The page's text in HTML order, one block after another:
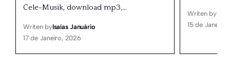
Cele-Musik, download mp3,…
Writen byIsaías Januário
17 de Janeiro, 2026
Writen by
15 de